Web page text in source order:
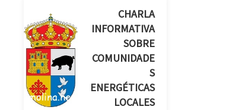
CHARLA
INFORMATIVA
SOBRE
COMUNIDADE
S
ENERGÉTICAS
LOCALES